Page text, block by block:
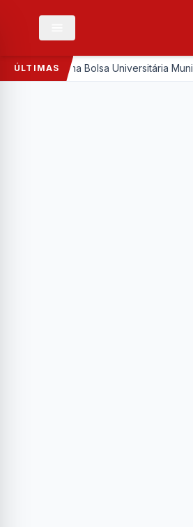
ÚLTIMAS
Programa Bolsa Universitária Municipal